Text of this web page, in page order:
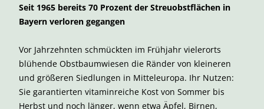
Seit 1965 bereits 70 Prozent der Streuobstflächen in
Bayern verloren gegangen
Vor Jahrzehnten schmückten im Frühjahr vielerorts
blühende Obstbaumwiesen die Ränder von kleineren
und größeren Siedlungen in Mitteleuropa. Ihr Nutzen:
Sie garantierten vitaminreiche Kost von Sommer bis
Herbst und noch länger, wenn etwa Äpfel, Birnen,